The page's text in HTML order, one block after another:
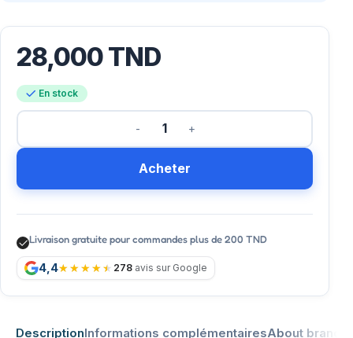
28,000TND
En stock
Acheter
Livraison gratuite pour commandes plus de 200 TND
4,4 278 avis sur Google
DescriptionInformations complémentairesAbout brand